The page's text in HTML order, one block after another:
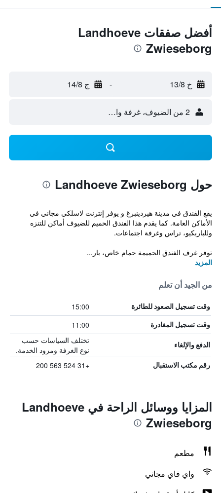
أفضل صفقات Landhoeve
Zwieseborg
خ 13/8 - ج 14/8
2 من الضيوف، غرفة واحدة
حول Landhoeve Zwieseborg
يقع الفندق في مدينة هيردينبرغ و يوفر إنترنت لاسلكي مجاني في
الأماكن العامة. كما يقدم هذا الفندق الحميم للضيوف أماكن للتنزه
وللباربكيو، تراس وغرفة اجتماعات.
توفر غرف الفندق الحميمة حمام خاص، بار...
المزيد
من الجيد أن تعلم
وقت تسجيل الصعود للطائرة 15:00
وقت تسجيل المغادرة 11:00
الدفع والإلغاء
تختلف السياسات حسب
نوع الغرفة ومزود الخدمة.
رقم مكتب الاستقبال +31 524 563 200
المزايا ووسائل الراحة في Landhoeve
Zwieseborg
مطعم
واي فاي مجاني